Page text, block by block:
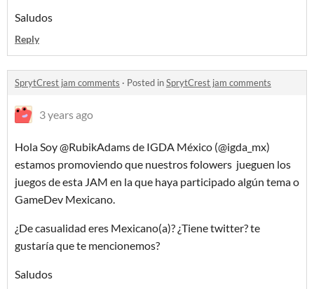
Saludos
Reply
SprytCrest jam comments · Posted inSprytCrest jam comments
3 years ago
Hola Soy @RubikAdams de IGDA México (@igda_mx)
estamos promoviendo que nuestros folowers jueguen los
juegos de esta JAM en la que haya participado algún tema o
GameDev Mexicano.
¿De casualidad eres Mexicano(a)? ¿Tiene twitter? te
gustaría que te mencionemos?
Saludos